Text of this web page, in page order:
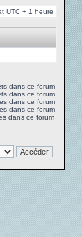
UTC + 1 heure
dans ce forum
dans ce forum
dans ce forum
dans ce forum
dans ce forum